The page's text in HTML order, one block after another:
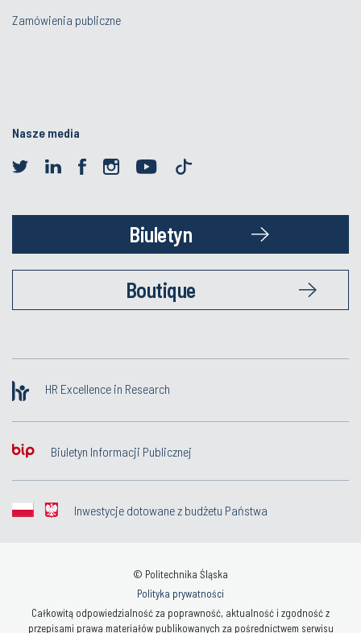
Zamówienia publiczne
Nasze media
Biuletyn
Boutique
HR Excellence in Research
Biuletyn Informacji Publicznej
Inwestycje dotowane z budżetu Państwa
© Politechnika Śląska
Polityka prywatności
Całkowitą odpowiedzialność za poprawność, aktualność i zgodność z
przepisami prawa materiałów publikowanych za pośrednictwem serwisu